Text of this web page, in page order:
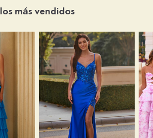
los más vendidos